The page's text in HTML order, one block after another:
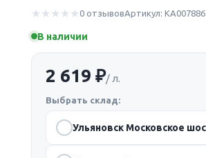
0 отзывовАртикул: КА007886
В наличии
2 619 ₽/ л.
Выбрать склад:
Ульяновск Московское